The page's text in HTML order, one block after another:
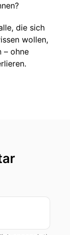
die sich
wollen,
– ohne